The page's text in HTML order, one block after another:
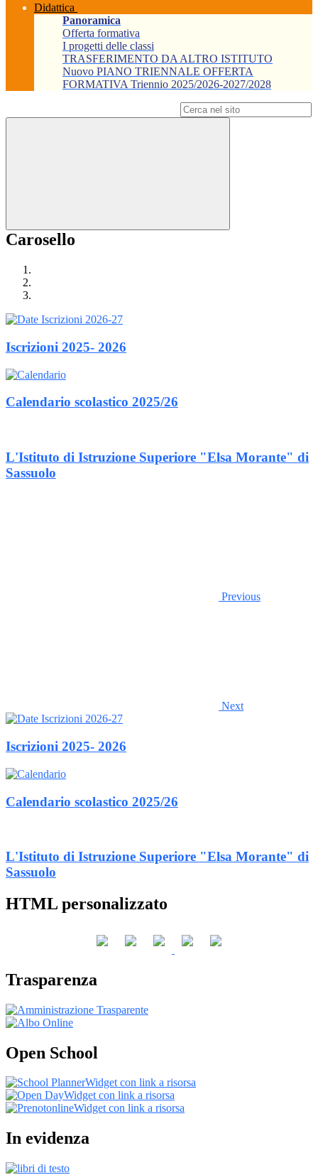
Didattica
Panoramica
Offerta formativa
I progetti delle classi
TRASFERIMENTO DA ALTRO ISTITUTO
Nuovo PIANO TRIENNALE OFFERTA
FORMATIVA Triennio 2025/2026-2027/2028
Carosello
Iscrizioni 2025- 2026
Calendario scolastico 2025/26
L'Istituto di Istruzione Superiore "Elsa Morante" di
Sassuolo
Previous
Next
Iscrizioni 2025- 2026
Calendario scolastico 2025/26
L'Istituto di Istruzione Superiore "Elsa Morante" di
Sassuolo
HTML personalizzato
Trasparenza
Open School
Widget con link a risorsa
Widget con link a risorsa
Widget con link a risorsa
In evidenza